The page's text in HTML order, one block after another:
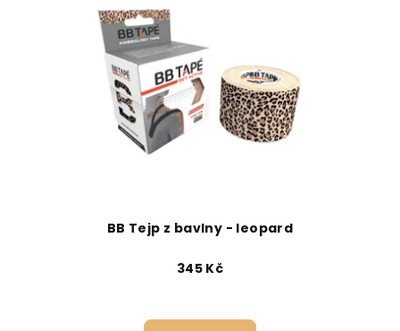
BB Tejp z bavlny - leopard
345 Kč